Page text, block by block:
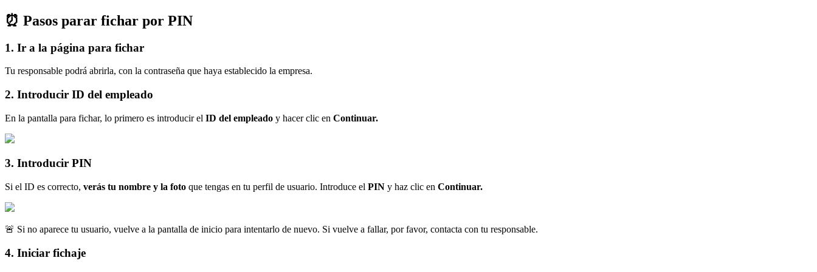
⏰ Pasos parar fichar por PIN
1. Ir a la página para fichar
Tu responsable podrá abrirla, con la contraseña que haya establecido la empresa.
2. Introducir ID del empleado
En la pantalla para fichar, lo primero es introducir el ID del empleado y hacer clic en Continuar.
3. Introducir PIN
Si el ID es correcto, verás tu nombre y la foto que tengas en tu perfil de usuario. Introduce el PIN y haz clic en Continuar.
 Si no aparece tu usuario, vuelve a la pantalla de inicio para intentarlo de nuevo. Si vuelve a fallar, por favor, contacta con tu responsable.
4. Iniciar fichaje